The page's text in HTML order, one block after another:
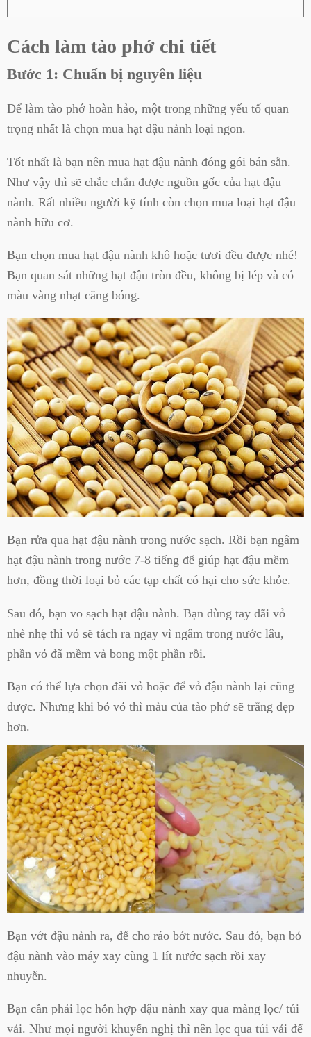
Cách làm tào phớ chi tiết
Bước 1: Chuẩn bị nguyên liệu
Để làm tào phớ hoàn hảo, một trong những yếu tố quan
trọng nhất là chọn mua hạt đậu nành loại ngon.
Tốt nhất là bạn nên mua hạt đậu nành đóng gói bán sẵn.
Như vậy thì sẽ chắc chắn được nguồn gốc của hạt đậu
nành. Rất nhiều người kỹ tính còn chọn mua loại hạt đậu
nành hữu cơ.
Bạn chọn mua hạt đậu nành khô hoặc tươi đều được nhé!
Bạn quan sát những hạt đậu tròn đều, không bị lép và có
màu vàng nhạt căng bóng.
Bạn rửa qua hạt đậu nành trong nước sạch. Rồi bạn ngâm
hạt đậu nành trong nước 7-8 tiếng để giúp hạt đậu mềm
hơn, đồng thời loại bỏ các tạp chất có hại cho sức khỏe.
Sau đó, bạn vo sạch hạt đậu nành. Bạn dùng tay đãi vỏ
nhè nhẹ thì vỏ sẽ tách ra ngay vì ngâm trong nước lâu,
phần vỏ đã mềm và bong một phần rồi.
Bạn có thể lựa chọn đãi vỏ hoặc để vỏ đậu nành lại cũng
được. Nhưng khi bỏ vỏ thì màu của tào phớ sẽ trắng đẹp
hơn.
Bạn vớt đậu nành ra, để cho ráo bớt nước. Sau đó, bạn bỏ
đậu nành vào máy xay cùng 1 lít nước sạch rồi xay
nhuyễn.
Bạn cần phải lọc hỗn hợp đậu nành xay qua màng lọc/ túi
vải. Như mọi người khuyến nghị thì nên lọc qua túi vải để